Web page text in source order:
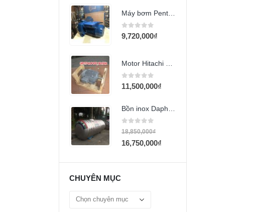
0out of 5
9,720,000₫
0 out of 5
11,500,000₫
Bồn inox Dapha R 3000L ngang
0 out of 5
18,850,000₫
16,750,000₫
CHUYÊN MỤC
Chuyên